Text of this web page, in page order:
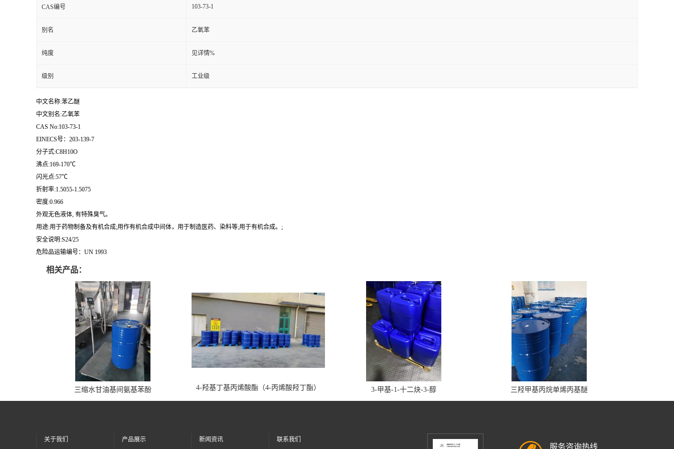
CAS编号 103-73-1
别名 乙氧苯
纯度 见详情%
级别 工业级
中文名称:苯乙醚
中文别名:乙氧苯
CAS No:103-73-1
EINECS号：203-139-7
分子式:C8H10O
沸点:169-170℃
闪光点:57℃
折射率:1.5055-1.5075
密度:0.966
外观无色液体, 有特殊臭气。
用途:用于药物制备及有机合成;用作有机合成中间体，用于制造医药、染料等;用于有机合成。;
安全说明:S24/25
危险品运输编号：UN 1993
相关产品：
三缩水甘油基间氨基苯酚 4-羟基丁基丙烯酸酯（4-丙烯酸羟丁酯） 3-甲基-1-十二炔-3-醇 三羟甲基丙烷单烯丙基醚
关于我们 产品展示 新闻资讯 联系我们
服务咨询热线